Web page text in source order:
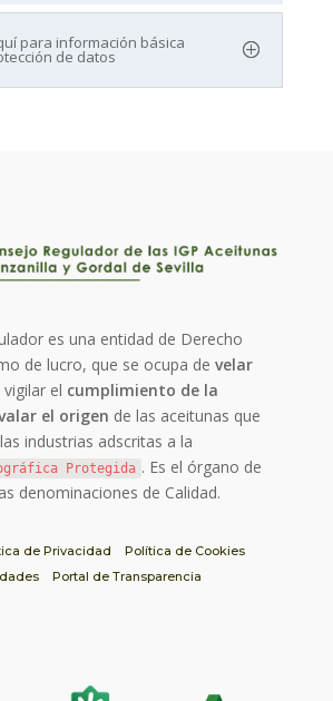
para información básica
de datos
es una entidad de Derecho
de lucro, que se ocupa develar
vigilar el cumplimiento de la
el origen de las aceitunas que
industrias adscritas a la
Protegida . Es el órgano de
denominaciones de Calidad.
de Privacidad
Política de Cookies
Portal de Transparencia